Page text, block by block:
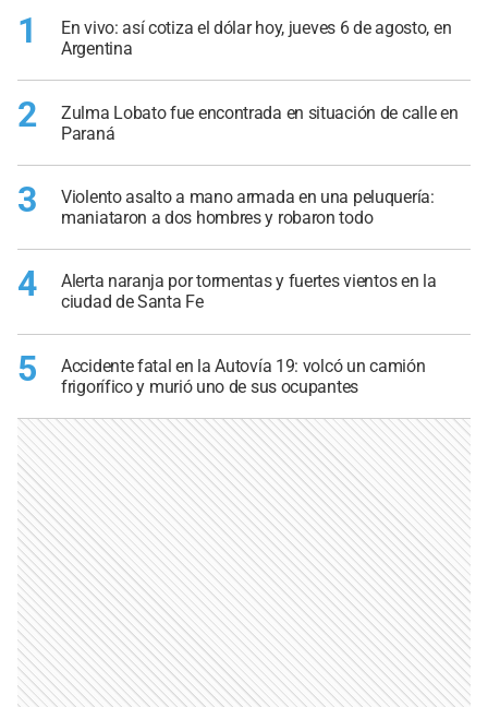
1
En vivo: así cotiza el dólar hoy, jueves 6 de agosto, en
Argentina
2
Zulma Lobato fue encontrada en situación de calle en
Paraná
3
Violento asalto a mano armada en una peluquería:
maniataron a dos hombres y robaron todo
4
Alerta naranja por tormentas y fuertes vientos en la
ciudad de Santa Fe
5
Accidente fatal en la Autovía 19: volcó un camión
frigorífico y murió uno de sus ocupantes